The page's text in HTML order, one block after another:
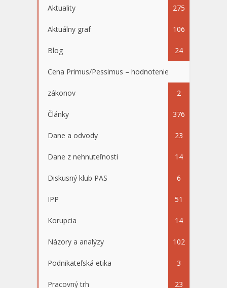
Aktuality 275
Aktuálny graf 106
Blog 24
Cena Primus/Pessimus – hodnotenie
zákonov 2
Články 376
Dane a odvody 23
Dane z nehnuteľnosti 14
Diskusný klub PAS 6
IPP 51
Korupcia 14
Názory a analýzy 102
Podnikateľská etika 3
Pracovný trh 23